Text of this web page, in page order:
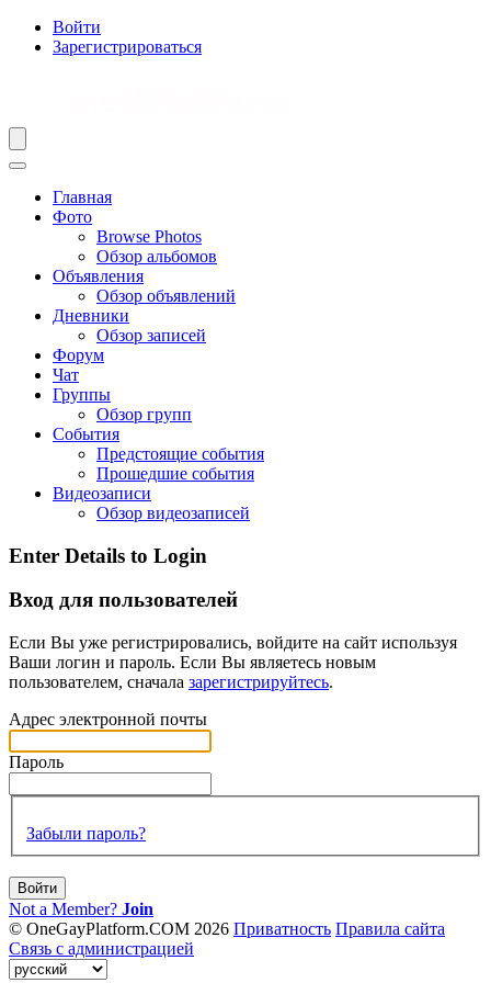
Войти
Зарегистрироваться
Главная
Фото
Browse Photos
Обзор альбомов
Объявления
Обзор объявлений
Дневники
Обзор записей
Форум
Чат
Группы
Обзор групп
События
Предстоящие события
Прошедшие события
Видеозаписи
Обзор видеозаписей
Enter Details to Login
Вход для пользователей
Если Вы уже регистрировались, войдите на сайт используя
Ваши логин и пароль. Если Вы являетесь новым
пользователем, сначала зарегистрируйтесь.
Адрес электронной почты
Пароль
Забыли пароль?
Войти
Not a Member? Join
© OneGayPlatform.COM 2026 Приватность Правила сайта
Связь с администрацией